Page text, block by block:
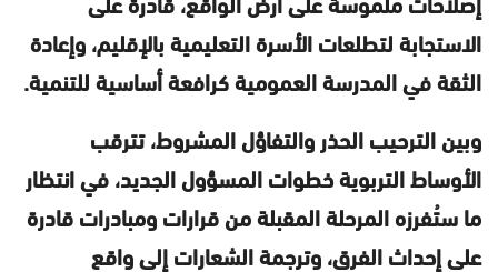
الاستجابة لتطلعات الأسرة التعليمية بالإقليم، وإعادة
الثقة في المدرسة العمومية كرافعة أساسية للتنمية.
وبين الترحيب الحذر والتفاؤل المشروط، تترقب
الأوساط التربوية خطوات المسؤول الجديد، في انتظار
ما ستُفرزه المرحلة المقبلة من قرارات ومبادرات قادرة
على إحداث الفرق، وترجمة الشعارات إلى واقع